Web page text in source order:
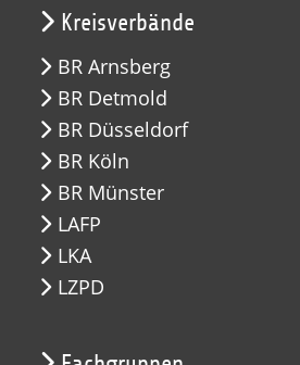
Kreisverbände
BR Arnsberg
BR Detmold
BR Düsseldorf
BR Köln
BR Münster
LAFP
LKA
LZPD